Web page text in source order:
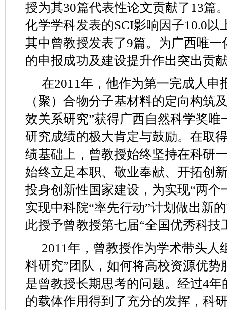
授为其30篇代表性论文贡献了 13篇
化学学科发表的SCI影响因子10.0以
其中曾教授发表了9篇。为广西唯一
的申报成功及建设提升作出突出贡
在2011年，他作为第一完成人申
（聚）合物分子基材料的定向构筑
效关系研究”获得广西自然科学奖唯
研究成绩的极大肯定与鼓励。在取
绩基础上，曾教授始终坚持在科研
始终立足本职、敬业奉献、开拓创
投身创新性国家建设，为实现“两个
实现中科院“率先行动”计划做出新
此授予曾教授第七届“全国优秀科技
2011年，曾教授作为学术带头人
料研究”团队，如何将高校资源优势
是曾教授长期思考的问题。经过4年
的载体作用得到了充分的发挥，科